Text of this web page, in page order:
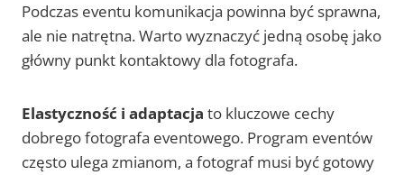
Podczas eventu komunikacja powinna być sprawna,
ale nie natrętna. Warto wyznaczyć jedną osobę jako
główny punkt kontaktowy dla fotografa.
Elastyczność i adaptacja to kluczowe cechy
dobrego fotografa eventowego. Program eventów
często ulega zmianom, a fotograf musi być gotowy